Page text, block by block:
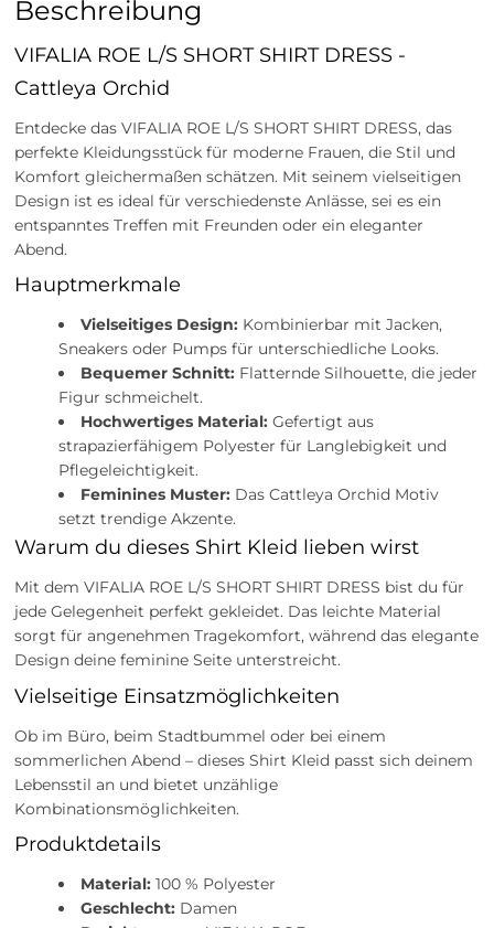
Beschreibung
VIFALIA ROE L/S SHORT SHIRT DRESS -
Cattleya Orchid
Entdecke das VIFALIA ROE L/S SHORT SHIRT DRESS, das
perfekte Kleidungsstück für moderne Frauen, die Stil und
Komfort gleichermaßen schätzen. Mit seinem vielseitigen
Design ist es ideal für verschiedenste Anlässe, sei es ein
entspanntes Treffen mit Freunden oder ein eleganter
Abend.
Hauptmerkmale
Vielseitiges Design: Kombinierbar mit Jacken,
Sneakers oder Pumps für unterschiedliche Looks.
Bequemer Schnitt: Flatternde Silhouette, die jeder
Figur schmeichelt.
Hochwertiges Material: Gefertigt aus
strapazierfähigem Polyester für Langlebigkeit und
Pflegeleichtigkeit.
Feminines Muster: Das Cattleya Orchid Motiv
setzt trendige Akzente.
Warum du dieses Shirt Kleid lieben wirst
Mit dem VIFALIA ROE L/S SHORT SHIRT DRESS bist du für
jede Gelegenheit perfekt gekleidet. Das leichte Material
sorgt für angenehmen Tragekomfort, während das elegante
Design deine feminine Seite unterstreicht.
Vielseitige Einsatzmöglichkeiten
Ob im Büro, beim Stadtbummel oder bei einem
sommerlichen Abend – dieses Shirt Kleid passt sich deinem
Lebensstil an und bietet unzählige
Kombinationsmöglichkeiten.
Produktdetails
Material: 100 % Polyester
Geschlecht: Damen